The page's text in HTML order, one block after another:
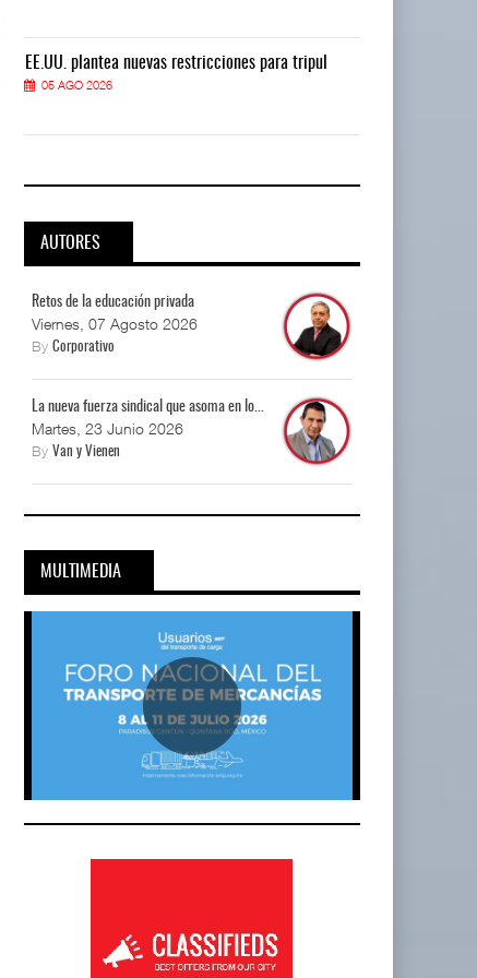
BY IT-NETWORK
Onest SmartLogistics Impulsa Tecnología…
BY IT-NETWORK
restricciones para trip ...
restricciones para trip ...
EE.UU. plantea nuevas restricciones para tripul
05 AGO 2026
AUTORES
Retos de la educación privada
Viernes, 07 Agosto 2026
By Corporativo
La nueva fuerza sindical que asoma en lo...
Martes, 23 Junio 2026
By Van y Vienen
MULTIMEDIA